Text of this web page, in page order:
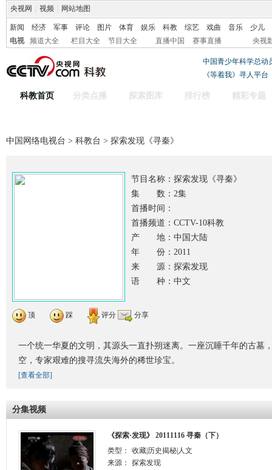
央视网 视频 网站地图
新闻 经济 军事 评论 图片 体育 娱乐 科教 综艺 戏曲 音乐
少儿
电视
频道大全 栏目大全 节目大全 直播中国 赛事直播 央视
中国青少年科学总动
《等着我》寻人平台
科教首页 分类点播 探索图库 排行榜 精彩专题
中国网络电视台 > 科教台 > 探索发现《寻秦》
节目名称： 探索发现《寻秦》
集 数：2集
首播时间：
首播频道：CCTV-10科教
产 地：中国大陆
年 份：2011
来 源：探索发现
语 种：中文
顶 踩 评分 分享
一个统一华夏的文明，其源头一直扑朔迷离。一座沉睡千年的古墓
空，专家艰难的搜寻流失海外的稀世珍宝。
[查看全部]
分集视频
《探索·发现》 20111116 寻秦（下）
类型：
收藏|历史揭秘|人文
来源：
探索发现